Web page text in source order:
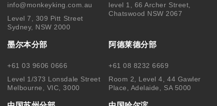
info@monkeyking.com.au
Level 7, 309 Pitt Street
Sydney, NSW 2000
level 1, 66 Archer Street,
Chatswood NSW 2067
墨尔本分部
+61 03 9606 0666
Level 1/373 Lonsdale Street
Melbourne, VIC, 3000
阿德莱德分部
+61 08 8232 6669
Room 2, Level 4, 44 Gawler
Place, Adelaide, SA 5000